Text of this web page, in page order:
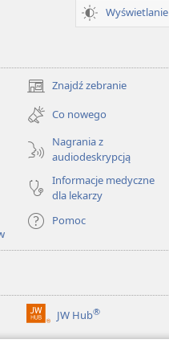
Wyświetlanie
Znajdź zebranie
(opens
new
window)
Co nowego
Nagrania z
audiodeskrypcją
Informacje medyczne
dla lekarzy
Pomoc
JW Hub®
(opens
new